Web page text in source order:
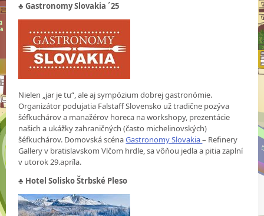
♣Gastronomy Slovakia ´25
Nielen „jar je tu“, ale aj sympózium dobrej gastronómie.
Organizátor podujatia Falstaff Slovensko už tradične pozýva
šéfkuchárov a manažérov horeca na workshopy, prezentácie
našich a ukážky zahraničných (často michelinovských)
šéfkuchárov. Domovská scénaGastronomy Slovakia– Refinery
Gallery v bratislavskom Vlčom hrdle, sa vôňou jedla a pitia zaplní
v utorok 29.apríla.
♣ Hotel Solisko Štrbské Pleso